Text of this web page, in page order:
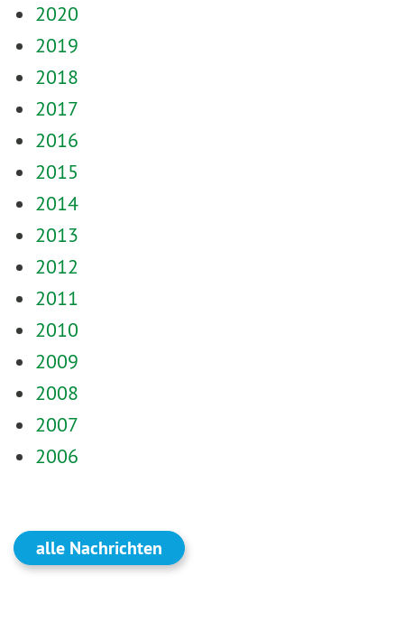
2020
2019
2018
2017
2016
2015
2014
2013
2012
2011
2010
2009
2008
2007
2006
alle Nachrichten